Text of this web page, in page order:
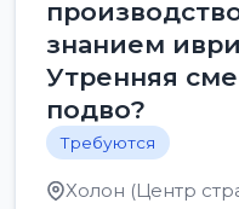
знанием
Утренняя
подво?
Требуются
Холон (Центр